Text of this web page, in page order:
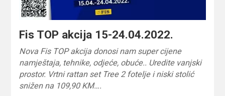
Fis TOP akcija 15-24.04.2022.
Nova Fis TOP akcija donosi nam super cijene
namještaja, tehnike, odjeće, obuće.. Uredite vanjski
prostor. Vrtni rattan set Tree 2 fotelje i niski stolić
snižen na 109,90 KM….